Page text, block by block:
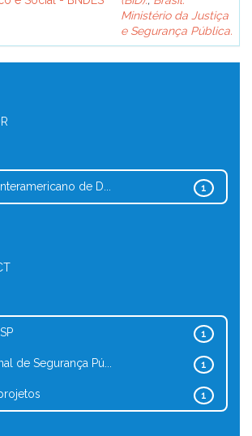
Ministério da Justiça
e Segurança Pública.
1
de D...
1
1
de Segurança Pú...
1